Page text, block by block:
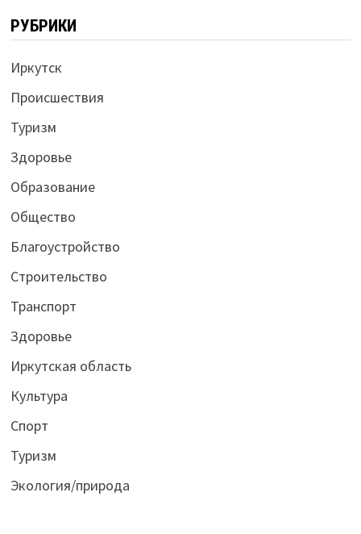
РУБРИКИ
Иркутск
Происшествия
Туризм
Здоровье
Образование
Общество
Благоустройство
Строительство
Транспорт
Здоровье
Иркутская область
Культура
Спорт
Туризм
Экология/природа